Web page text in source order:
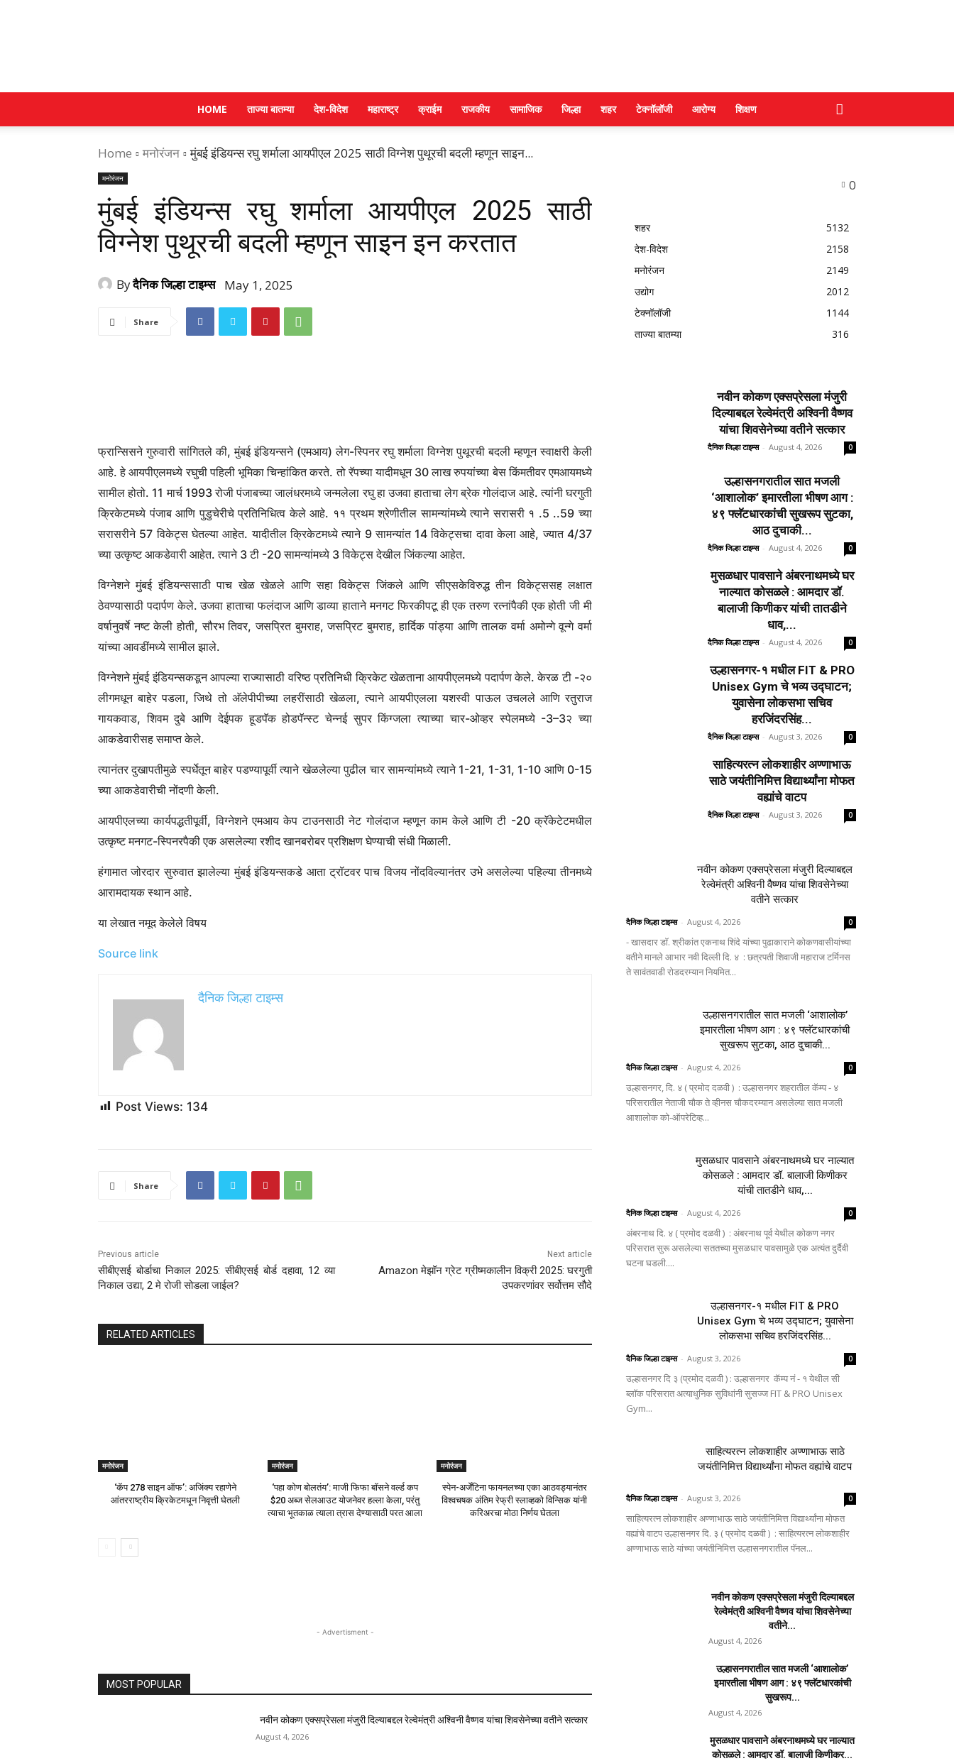
DAINIK
HOME ताज्या बातम्या देश-विदेश महाराष्ट्र क्राईम राजकीय सामाजिक जिल्हा शहर टेक्नॉलॉजी आरोग्य शिक्षण
Home मनोरंजन मुंबई इंडियन्स रघु शर्माला आयपीएल 2025 साठी विग्नेश पुथूरची बदली म्हणून साइन...
मनोरंजन
मुंबई इंडियन्स रघु शर्माला आयपीएल 2025 साठी
विग्नेश पुथूरची बदली म्हणून साइन इन करतात
Byदैनिक जिल्हा टाइम्स May 1, 2025
Share
फ्रान्सिसने गुरुवारी सांगितले की, मुंबई इंडियन्सने (एमआय) लेग-स्पिनर रघु शर्माला विग्नेश पुथूरची बदली म्हणून स्वाक्षरी केली
आहे. हे आयपीएलमध्ये रघुची पहिली भूमिका चिन्हांकित करते. तो रॅपच्या यादीमधून 30 लाख रुपयांच्या बेस किंमतीवर एमआयमध्ये
सामील होतो. 11 मार्च 1993 रोजी पंजाबच्या जालंधरमध्ये जन्मलेला रघु हा उजवा हाताचा लेग ब्रेक गोलंदाज आहे. त्यांनी घरगुती
क्रिकेटमध्ये पंजाब आणि पुडुचेरीचे प्रतिनिधित्व केले आहे. ११ प्रथम श्रेणीतील सामन्यांमध्ये त्याने सरासरी १ .5 ..59 च्या
सरासरीने 57 विकेट्स घेतल्या आहेत. यादीतील क्रिकेटमध्ये त्याने 9 सामन्यांत 14 विकेट्सचा दावा केला आहे, ज्यात 4/37
च्या उत्कृष्ट आकडेवारी आहेत. त्याने 3 टी -20 सामन्यांमध्ये 3 विकेट्स देखील जिंकल्या आहेत.
विग्नेशने मुंबई इंडियन्ससाठी पाच खेळ खेळले आणि सहा विकेट्स जिंकले आणि सीएसकेविरुद्ध तीन विकेट्ससह लक्षात
ठेवण्यासाठी पदार्पण केले. उजवा हाताचा फलंदाज आणि डाव्या हाताने मनगट फिरकीपटू ही एक तरुण रत्नांपैकी एक होती जी मी
वर्षानुवर्षे नष्ट केली होती, सौरभ तिवर, जसप्रित बुमराह, जसप्रिट बुमराह, हार्दिक पांड्या आणि तालक वर्मा अमोन्गे वून्गे वर्मा
यांच्या आवडींमध्ये सामील झाले.
विग्नेशने मुंबई इंडियन्सकडून आपल्या राज्यासाठी वरिष्ठ प्रतिनिधी क्रिकेट खेळताना आयपीएलमध्ये पदार्पण केले. केरळ टी -२०
लीगमधून बाहेर पडला, जिथे तो अ‍ॅलेपीपीच्या लहरींसाठी खेळला, त्याने आयपीएलला यशस्वी पाऊल उचलले आणि रतुराज
गायकवाड, शिवम दुबे आणि देईपक हूडपॅक होडपॅन्स्ट चेन्नई सुपर किंग्जला त्याच्या चार-ओव्हर स्पेलमध्ये -3–3२ च्या
आकडेवारीसह समाप्त केले.
त्यानंतर दुखापतीमुळे स्पर्धेतून बाहेर पडण्यापूर्वी त्याने खेळलेल्या पुढील चार सामन्यांमध्ये त्याने 1-21, 1-31, 1-10 आणि 0-15
च्या आकडेवारीची नोंदणी केली.
आयपीएलच्या कार्यपद्धतीपूर्वी, विग्नेशने एमआय केप टाउनसाठी नेट गोलंदाज म्हणून काम केले आणि टी -20 क्रॅकेटेटमधील
उत्कृष्ट मनगट-स्पिनरपैकी एक असलेल्या रशीद खानबरोबर प्रशिक्षण घेण्याची संधी मिळाली.
हंगामात जोरदार सुरुवात झालेल्या मुंबई इंडियन्सकडे आता ट्रॉटवर पाच विजय नोंदविल्यानंतर उभे असलेल्या पहिल्या तीनमध्ये
आरामदायक स्थान आहे.
या लेखात नमूद केलेले विषय
Source link
दैनिक जिल्हा टाइम्स
Post Views: 134
Share
Previous article
सीबीएसई बोर्डाचा निकाल 2025: सीबीएसई बोर्ड दहावा, 12 व्या
निकाल उद्या, 2 मे रोजी सोडला जाईल?
Next article
Amazon मेझॉन ग्रेट ग्रीष्मकालीन विक्री 2025: घरगुती
उपकरणांवर सर्वोत्तम सौदे
RELATED ARTICLES
मनोरंजन
‘कॅप 278 साइन ऑफ’: अजिंक्य रहाणेने
आंतरराष्ट्रीय क्रिकेटमधून निवृत्ती घेतली
मनोरंजन
‘पहा कोण बोलतंय’: माजी फिफा बॉसने वर्ल्ड कप
$20 अब्ज सेलआउट योजनेवर हल्ला केला, परंतु
त्याचा भूतकाळ त्याला त्रास देण्यासाठी परत आला
मनोरंजन
स्पेन-अर्जेंटिना फायनलच्या एका आठवड्यानंतर
विश्वचषक अंतिम रेफ्री स्लाव्हको विन्सिक यांनी
करिअरचा मोठा निर्णय घेतला
- Advertisment -
MOST POPULAR
नवीन कोकण एक्सप्रेसला मंजुरी दिल्याबद्दल रेल्वेमंत्री अश्विनी वैष्णव यांचा शिवसेनेच्या वतीने सत्कार
August 4, 2026
0
शहर
5132
देश-विदेश
2158
मनोरंजन
2149
उद्योग
2012
टेक्नॉलॉजी
1144
ताज्या बातम्या
316
नवीन कोकण एक्सप्रेसला मंजुरी
दिल्याबद्दल रेल्वेमंत्री अश्विनी वैष्णव
यांचा शिवसेनेच्या वतीने सत्कार
दैनिक जिल्हा टाइम्स - August 4, 2026 0
उल्हासनगरातील सात मजली
‘आशालोक’ इमारतीला भीषण आग :
४९ फ्लॅटधारकांची सुखरूप सुटका,
आठ दुचाकी...
दैनिक जिल्हा टाइम्स - August 4, 2026 0
मुसळधार पावसाने अंबरनाथमध्ये घर
नाल्यात कोसळले : आमदार डॉ.
बालाजी किणीकर यांची तातडीने
धाव,...
दैनिक जिल्हा टाइम्स - August 4, 2026 0
उल्हासनगर-१ मधील FIT & PRO
Unisex Gym चे भव्य उद्घाटन;
युवासेना लोकसभा सचिव
हरजिंदरसिंह...
दैनिक जिल्हा टाइम्स - August 3, 2026 0
साहित्यरत्न लोकशाहीर अण्णाभाऊ
साठे जयंतीनिमित्त विद्यार्थ्यांना मोफत
वह्यांचे वाटप
दैनिक जिल्हा टाइम्स - August 3, 2026 0
नवीन कोकण एक्सप्रेसला मंजुरी दिल्याबद्दल
रेल्वेमंत्री अश्विनी वैष्णव यांचा शिवसेनेच्या
वतीने सत्कार
दैनिक जिल्हा टाइम्स - August 4, 2026 0
- खासदार डॉ. श्रीकांत एकनाथ शिंदे यांच्या पुढाकाराने कोकणवासीयांच्या
वतीने मानले आभार नवी दिल्ली दि. ४ : छत्रपती शिवाजी महाराज टर्मिनस
ते सावंतवाडी रोडदरम्यान नियमित...
उल्हासनगरातील सात मजली ‘आशालोक’
इमारतीला भीषण आग : ४९ फ्लॅटधारकांची
सुखरूप सुटका, आठ दुचाकी...
दैनिक जिल्हा टाइम्स - August 4, 2026 0
उल्हासनगर, दि. ४ ( प्रमोद दळवी ) : उल्हासनगर शहरातील कॅम्प - ४
परिसरातील नेताजी चौक ते व्हीनस चौकदरम्यान असलेल्या सात मजली
आशालोक को-ऑपरेटिव्ह...
मुसळधार पावसाने अंबरनाथमध्ये घर नाल्यात
कोसळले : आमदार डॉ. बालाजी किणीकर
यांची तातडीने धाव,...
दैनिक जिल्हा टाइम्स - August 4, 2026 0
अंबरनाथ दि. ४ ( प्रमोद दळवी ) : अंबरनाथ पूर्व येथील कोकण नगर
परिसरात सुरू असलेल्या सततच्या मुसळधार पावसामुळे एक अत्यंत दुर्दैवी
घटना घडली....
उल्हासनगर-१ मधील FIT & PRO
Unisex Gym चे भव्य उद्घाटन; युवासेना
लोकसभा सचिव हरजिंदरसिंह...
दैनिक जिल्हा टाइम्स - August 3, 2026 0
उल्हासनगर दि ३ (प्रमोद दळवी ) : उल्हासनगर कॅम्प नं - १ येथील सी
ब्लॉक परिसरात अत्याधुनिक सुविधांनी सुसज्ज FIT & PRO Unisex
Gym...
साहित्यरत्न लोकशाहीर अण्णाभाऊ साठे
जयंतीनिमित्त विद्यार्थ्यांना मोफत वह्यांचे वाटप
दैनिक जिल्हा टाइम्स - August 3, 2026 0
साहित्यरत्न लोकशाहीर अण्णाभाऊ साठे जयंतीनिमित्त विद्यार्थ्यांना मोफत
वह्यांचे वाटप उल्हासनगर दि. ३ ( प्रमोद दळवी ) : साहित्यरत्न लोकशाहीर
अण्णाभाऊ साठे यांच्या जयंतीनिमित्त उल्हासनगरातील पॅनल...
नवीन कोकण एक्सप्रेसला मंजुरी दिल्याबद्दल
रेल्वेमंत्री अश्विनी वैष्णव यांचा शिवसेनेच्या
वतीने...
August 4, 2026
उल्हासनगरातील सात मजली ‘आशालोक’
इमारतीला भीषण आग : ४९ फ्लॅटधारकांची
सुखरूप...
August 4, 2026
मुसळधार पावसाने अंबरनाथमध्ये घर नाल्यात
कोसळले : आमदार डॉ. बालाजी किणीकर...